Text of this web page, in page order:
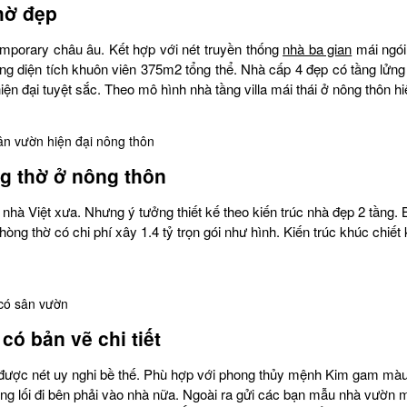
đẹp
châu âu. Kết hợp với nét truyền thống nhà ba gian mái
diện tích khuôn viên 375m2 tổng thể. Nhà cấp 4 đẹp có tầng
đại tuyệt sắc. Theo mô hình nhà tầng villa mái thái ở nông thôn
vườn hiện đại nông thôn
thờ ở nông thôn
Việt xưa. Nhưng ý tưởng thiết kế theo kiến trúc nhà đẹp 2
thờ có chi phí xây 1.4 tỷ trọn gói như hình. Kiến trúc khúc
sân vườn
bản vẽ chi tiết
nét uy nghi bề thế. Phù hợp với phong thủy mệnh Kim gam
lối đi bên phải vào nhà nữa. Ngoài ra gửi các bạn mẫu nhà vườn